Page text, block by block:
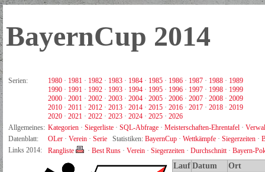
BayernCup 2014
Serien: 1980 · 1981 · 1982 · 1983 · 1984 · 1985 · 1986 · 1987 · 1988 · 1989
1990 · 1991 · 1992 · 1993 · 1994 · 1995 · 1996 · 1997 · 1998 · 1999
2000 · 2001 · 2002 · 2003 · 2004 · 2005 · 2006 · 2007 · 2008 · 2009
2010 · 2011 · 2012 · 2013 · 2014 · 2015 · 2016 · 2017 · 2018 · 2019
2020 · 2021 · 2022 · 2023 · 2024 · 2025 · 2026
Allgemeines: Kategorien · Siegerliste · SQL-Abfrage · Meisterschaften-Ehrentafel ·
Datenblatt:
OLer · Verein · Serie Statistiken: BayernCup · Wettkämpfe · Siegerzeiten ·
Links 2014:
Rangliste · Best Runs · Verein · Siegerzeiten · Durchschnitt· Bayern-
Lauf Datum Ort